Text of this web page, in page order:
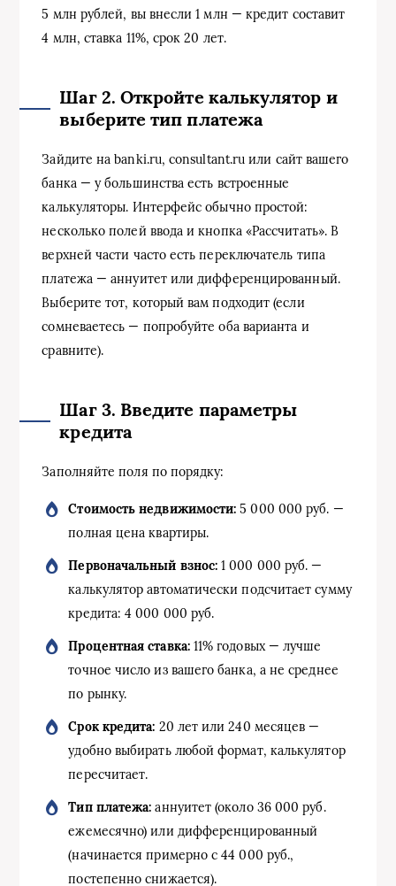
5 млн рублей, вы внесли 1 млн — кредит составит
4 млн, ставка 11%, срок 20 лет.
Шаг 2. Откройте калькулятор и
выберите тип платежа
Зайдите на banki.ru, consultant.ru или сайт вашего
банка — у большинства есть встроенные
калькуляторы. Интерфейс обычно простой:
несколько полей ввода и кнопка «Рассчитать». В
верхней части часто есть переключатель типа
платежа — аннуитет или дифференцированный.
Выберите тот, который вам подходит (если
сомневаетесь — попробуйте оба варианта и
сравните).
Шаг 3. Введите параметры
кредита
Заполняйте поля по порядку:
Стоимость недвижимости: 5 000 000 руб. —
полная цена квартиры.
Первоначальный взнос: 1 000 000 руб. —
калькулятор автоматически подсчитает сумму
кредита: 4 000 000 руб.
Процентная ставка:11% годовых — лучше
точное число из вашего банка, а не среднее
по рынку.
Срок кредита: 20 лет или 240 месяцев —
удобно выбирать любой формат, калькулятор
пересчитает.
Тип платежа: аннуитет (около 36 000 руб.
ежемесячно) или дифференцированный
(начинается примерно с 44 000 руб.,
постепенно снижается).